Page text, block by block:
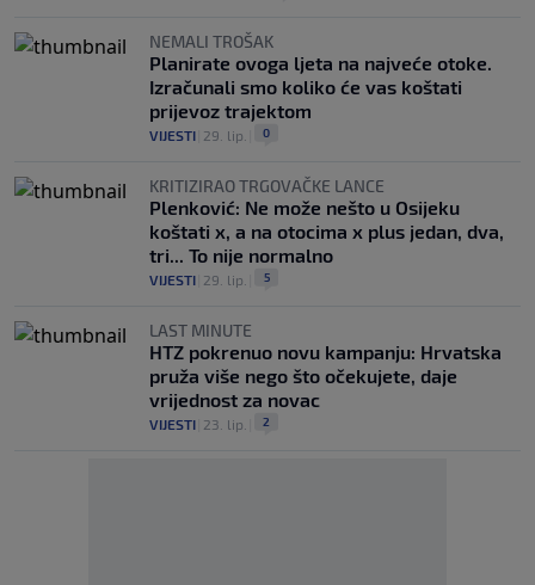
NEMALI TROŠAK
Planirate ovoga ljeta na najveće otoke.
Izračunali smo koliko će vas koštati
prijevoz trajektom
VIJESTI 29. lip. 0
KRITIZIRAO TRGOVAČKE LANCE
Plenković: Ne može nešto u Osijeku
koštati x, a na otocima x plus jedan, dva,
tri... To nije normalno
VIJESTI 29. lip. 5
LAST MINUTE
HTZ pokrenuo novu kampanju: Hrvatska
pruža više nego što očekujete, daje
vrijednost za novac
VIJESTI 23. lip. 2